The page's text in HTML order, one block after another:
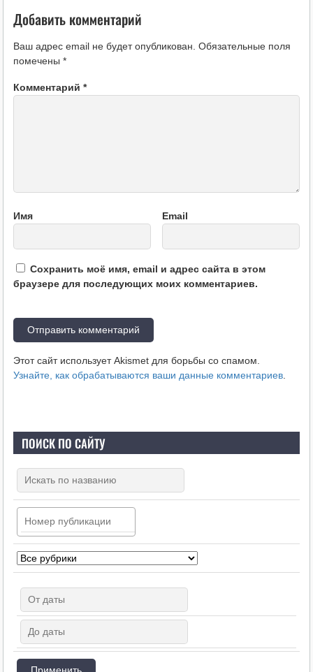
Добавить комментарий
Ваш адрес email не будет опубликован. Обязательные поля
помечены *
Комментарий *
Имя Email
Сохранить моё имя, email и адрес сайта в этом
браузере для последующих моих комментариев.
Этот сайт использует Akismet для борьбы со спамом.
Узнайте, как обрабатываются ваши данные комментариев.
ПОИСК ПО САЙТУ